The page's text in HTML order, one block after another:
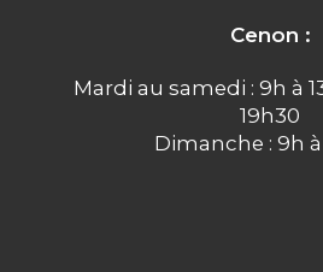
Cenon :
Mardi au samedi : 9h à
19h30
Dimanche : 9h à